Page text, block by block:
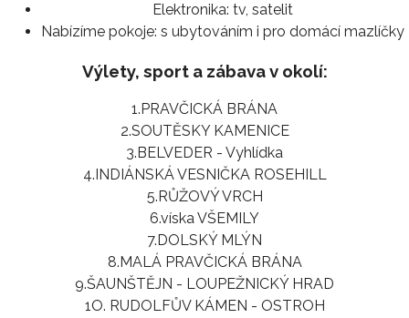
Elektronika: tv, satelit
Nabízíme pokoje: s ubytováním i pro domácí mazlíčky
Výlety, sport a zábava v okolí:
1.PRAVČICKÁ BRÁNA
2.SOUTĚSKY KAMENICE
3.BELVEDER - Vyhlídka
4.INDIÁNSKÁ VESNIČKA ROSEHILL
5.RŮŽOVÝ VRCH
6.víska VŠEMILY
7.DOLSKÝ MLÝN
8.MALÁ PRAVČICKÁ BRÁNA
9.ŠAUNŠTĚJN - LOUPEŽNICKÝ HRAD
1O. RUDOLFŮV KÁMEN - OSTROH